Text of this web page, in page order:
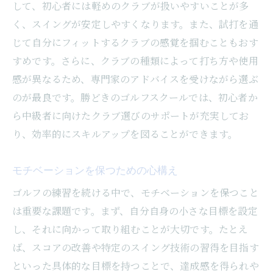
仕事終わりでも通いやすいスケジュール
リフレッシュを兼ねた充実した時間の使い
方
仕事と趣味のバランスの取り方
仲間との交流がもたらす新たな刺激
ゴルフがもたらす心身のリフレッシュ効果
継続的なレッスンで自己成長を実感
して、初心者には軽めのクラブが扱いやすいことが多
く、スイングが安定しやすくなります。また、試打を通
じて自分にフィットするクラブの感覚を掴むこともおす
すめです。さらに、クラブの種類によって打ち方や使用
感が異なるため、専門家のアドバイスを受けながら選ぶ
のが最良です。勝どきのゴルフスクールでは、初心者か
ら中級者に向けたクラブ選びのサポートが充実してお
り、効率的にスキルアップを図ることができます。
モチベーションを保つための心構え
ゴルフの練習を続ける中で、モチベーションを保つこと
は重要な課題です。まず、自分自身の小さな目標を設定
し、それに向かって取り組むことが大切です。たとえ
ば、スコアの改善や特定のスイング技術の習得を目指す
といった具体的な目標を持つことで、達成感を得られや